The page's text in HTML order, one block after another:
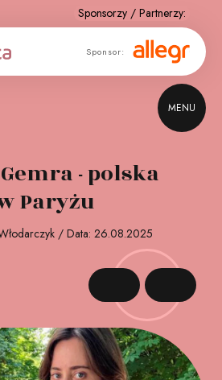
Sponsor:
MENU
- polska
Paryżu
/ Data: 26.08.2025